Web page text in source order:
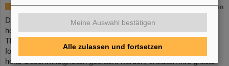
Wissenschaftlicher Hintergrund: Die Tumortherapie mit schweren Ionen
Die Behandlung mit Ionenstrahlen ist ein sehr präzises,
hochwirksames und gleichzeitig sehr schonendes
Therapieverfahren. Der große Vorteil der Methode: Die
Ionenstrahlen, die zuvor in der Beschleunigeranlage auf sehr
hohe Geschwindigkeiten gebracht wurden, entfalten ihre größte
Meine Auswahl bestätigen
Alle zulassen und fortsetzen